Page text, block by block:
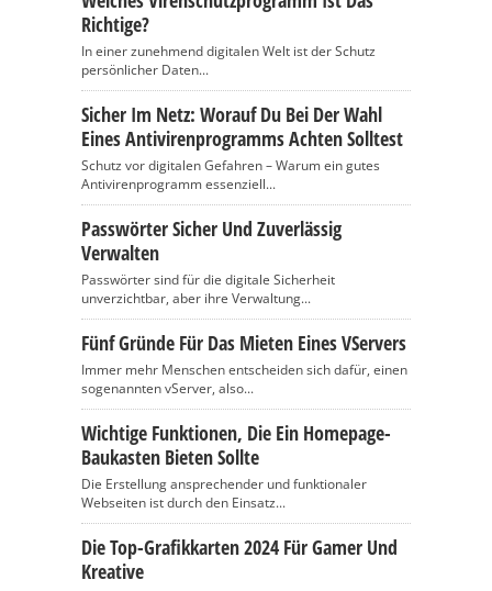
Richtige?
In einer zunehmend digitalen Welt ist der Schutz
persönlicher Daten...
Sicher Im Netz: Worauf Du Bei Der Wahl
Eines Antivirenprogramms Achten Solltest
Schutz vor digitalen Gefahren – Warum ein gutes
Antivirenprogramm essenziell...
Passwörter Sicher Und Zuverlässig
Verwalten
Passwörter sind für die digitale Sicherheit
unverzichtbar, aber ihre Verwaltung...
Fünf Gründe Für Das Mieten Eines VServers
Immer mehr Menschen entscheiden sich dafür, einen
sogenannten vServer, also...
Wichtige Funktionen, Die Ein Homepage-
Baukasten Bieten Sollte
Die Erstellung ansprechender und funktionaler
Webseiten ist durch den Einsatz...
Die Top-Grafikkarten 2024 Für Gamer Und
Kreative